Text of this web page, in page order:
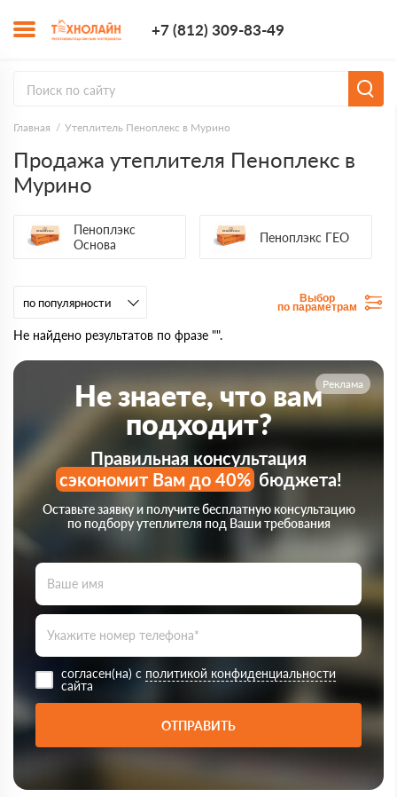
+7 (812) 309-83-49
Главная Утеплитель Пеноплекс в Мурино
Продажа утеплителя Пеноплекс в
Мурино
Пеноплэкс
Основа
Пеноплэкс ГЕО
Выбор
по параметрам
Не найдено результатов по фразе "".
Реклама
Не знаете, что вам
подходит?
Правильная консультация
сэкономит Вам до 40%бюджета!
Оставьте заявку и получите бесплатную консультацию
по подбору утеплителя под Ваши требования
согласен(на) с политикой конфиденциальности
сайта
ОТПРАВИТЬ